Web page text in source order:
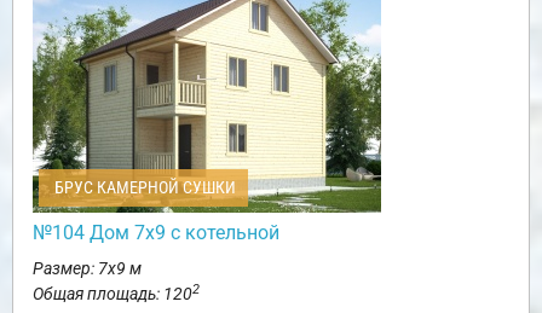
БРУС КАМЕРНОЙ СУШКИ
№104 Дом 7х9 с котельной
Размер: 7х9 м
Общая площадь: 1202